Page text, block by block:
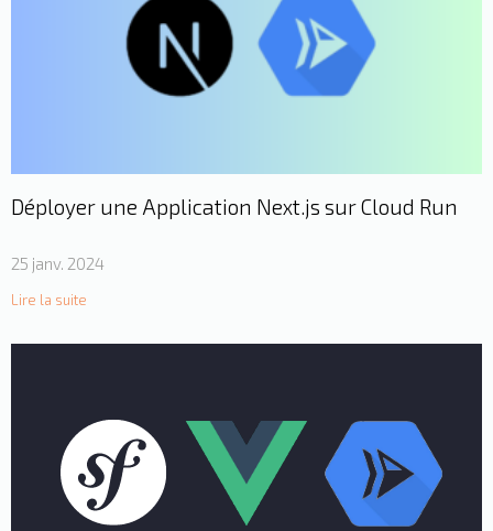
Déployer une Application Next.js sur Cloud Run
25 janv. 2024
Lire la suite